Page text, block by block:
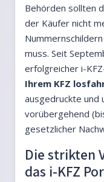
Behörden sollten
der Käufer nicht
muss. Seit
erfolgreicher i-
Ihrem KFZ
ausgedruckte und
vorübergehend
gesetzlicher
Die strikten
das i-KFZ